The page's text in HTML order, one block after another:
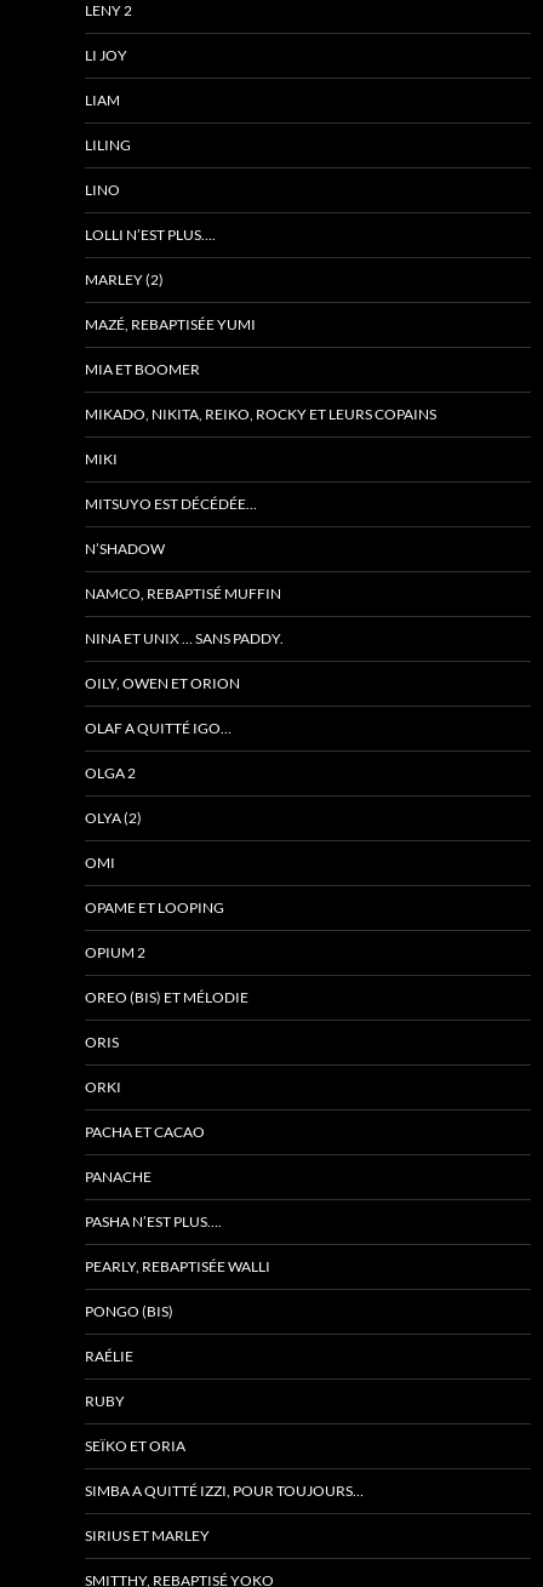
LENY 2
LI JOY
LIAM
LILING
LINO
LOLLI N’EST PLUS….
MARLEY (2)
MAZÉ, REBAPTISÉE YUMI
MIA ET BOOMER
MIKADO, NIKITA, REIKO, ROCKY ET LEURS COPAINS
MIKI
MITSUYO EST DÉCÉDÉE…
N’SHADOW
NAMCO, REBAPTISÉ MUFFIN
NINA ET UNIX … SANS PADDY.
OILY, OWEN ET ORION
OLAF A QUITTÉ IGO…
OLGA 2
OLYA (2)
OMI
OPAME ET LOOPING
OPIUM 2
OREO (BIS) ET MÉLODIE
ORIS
ORKI
PACHA ET CACAO
PANACHE
PASHA N’EST PLUS….
PEARLY, REBAPTISÉE WALLI
PONGO (BIS)
RAÉLIE
RUBY
SEÏKO ET ORIA
SIMBA A QUITTÉ IZZI, POUR TOUJOURS…
SIRIUS ET MARLEY
SMITTHY, REBAPTISÉ YOKO